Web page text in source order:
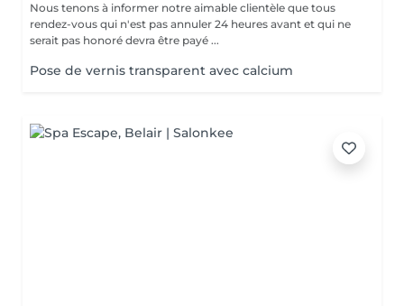
Nous tenons à informer notre aimable clientèle que tous
rendez-vous qui n'est pas annuler 24 heures avant et qui ne
serait pas honoré devra être payé ...
Pose de vernis transparent avec calcium